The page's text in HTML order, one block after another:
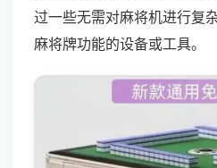
过一些无需对麻将机进行复
麻将牌功能的设备或工具。